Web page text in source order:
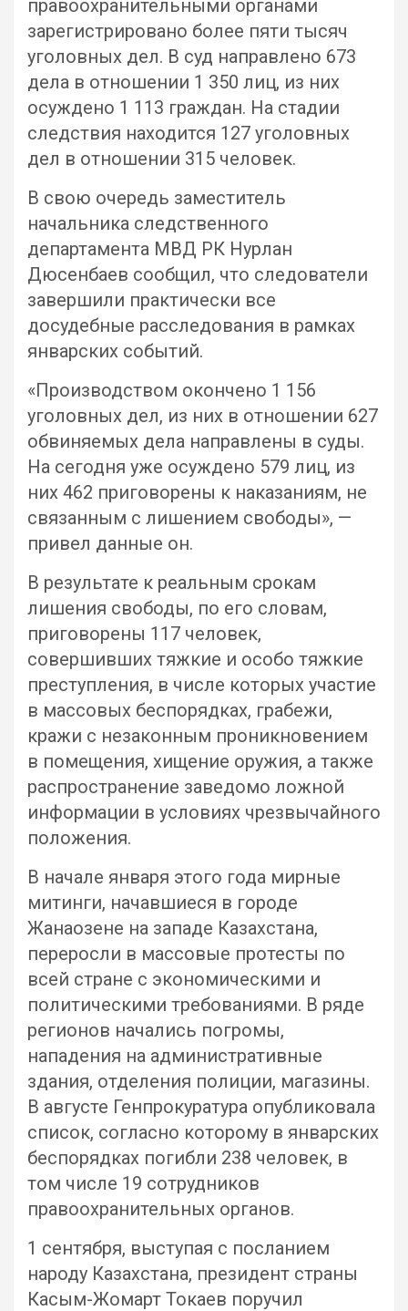
правоохранительными органами
зарегистрировано более пяти тысяч
уголовных дел. В суд направлено 673
дела в отношении 1 350 лиц, из них
осуждено 1 113 граждан. На стадии
следствия находится 127 уголовных
дел в отношении 315 человек.
В свою очередь заместитель
начальника следственного
департамента МВД РК Нурлан
Дюсенбаев сообщил, что следователи
завершили практически все
досудебные расследования в рамках
январских событий.
«Производством окончено 1 156
уголовных дел, из них в отношении 627
обвиняемых дела направлены в суды.
На сегодня уже осуждено 579 лиц, из
них 462 приговорены к наказаниям, не
связанным с лишением свободы», —
привел данные он.
В результате к реальным срокам
лишения свободы, по его словам,
приговорены 117 человек,
совершивших тяжкие и особо тяжкие
преступления, в числе которых участие
в массовых беспорядках, грабежи,
кражи с незаконным проникновением
в помещения, хищение оружия, а также
распространение заведомо ложной
информации в условиях чрезвычайного
положения.
В начале января этого года мирные
митинги, начавшиеся в городе
Жанаозене на западе Казахстана,
переросли в массовые протесты по
всей стране с экономическими и
политическими требованиями. В ряде
регионов начались погромы,
нападения на административные
здания, отделения полиции, магазины.
В августе Генпрокуратура опубликовала
список, согласно которому в январских
беспорядках погибли 238 человек, в
том числе 19 сотрудников
правоохранительных органов.
1 сентября, выступая с посланием
народу Казахстана, президент страны
Касым-Жомарт Токаев поручил